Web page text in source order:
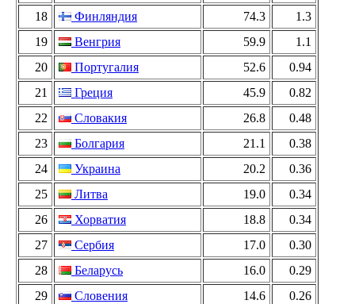
18
Финляндия 74.3
1.3
19
Венгрия 59.9
1.1
20
Португалия 52.6
0.94
21
Греция 45.9
0.82
22
Словакия 26.8
0.48
23
Болгария 21.1
0.38
24
Украина 20.2
0.36
25
Литва 19.0
0.34
26
Хорватия 18.8
0.34
27
Сербия 17.0
0.30
28
Беларусь 16.0
0.29
29
Словения 14.6
0.26